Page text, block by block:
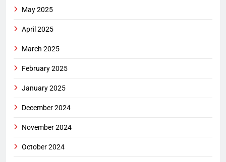
May 2025
April 2025
March 2025
February 2025
January 2025
December 2024
November 2024
October 2024